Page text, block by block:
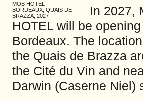
MOB HOTEL
BORDEAUX, QUAIS DE
BRAZZA, 2027
In 2027,
HOTEL will be
Bordeaux. The
the Quais de Brazza
the Cité du Vin and
Darwin (Caserne Niel)